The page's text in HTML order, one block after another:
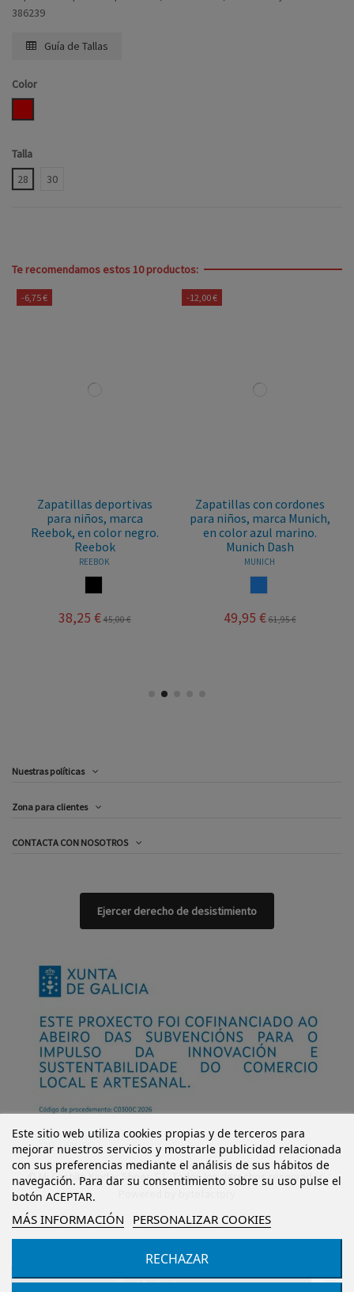
386239
Guía de Tallas
Color
Talla
28
30
Añadir al carrito
Te recomendamos estos 10 productos:
-6,75 €
Zapatillas deportivas
para niños, marca
Reebok, en color negro.
Reebok
REEBOK
38,25 € 45,00 €
-12,00 €
Zapatillas con cordones
para niños, marca Munich,
en color azul marino.
Munich Dash
MUNICH
49,95 € 61,95 €
Nuestras políticas
Zona para clientes
CONTACTA CON NOSOTROS
Este sitio web utiliza cookies propias y de terceros para
mejorar nuestros servicios y mostrarle publicidad relacionada
con sus preferencias mediante el análisis de sus hábitos de
navegación. Para dar su consentimiento sobre su uso pulse el
botón ACEPTAR.
MÁS INFORMACIÓN PERSONALIZAR COOKIES
RECHAZAR
Ejercer derecho de desistimiento
© Mi Castillo Kinder Shoes S.L. Todos los derechos reservados.